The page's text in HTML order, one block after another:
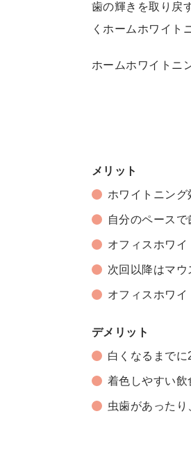
歯の輝きを取り戻
くホームホワイト
ホームホワイトニ
メリット
ホワイトニン
自分のペース
オフィスホワ
次回以降はマ
オフィスホワ
デメリット
白くなるまで
着色しやすい飲
虫歯があった